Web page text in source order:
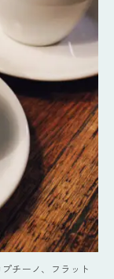
チーノ、フラット